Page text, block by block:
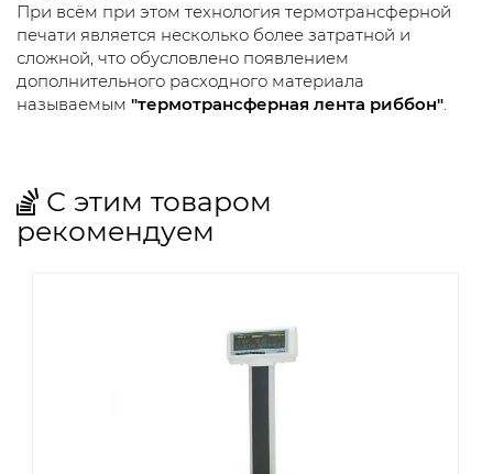
При всём при этом технология термотрансферной
печати является несколько более затратной и
сложной, что обусловлено появлением
дополнительного расходного материала
называемым "термотрансферная лента риббон"
С этим товаром
рекомендуем